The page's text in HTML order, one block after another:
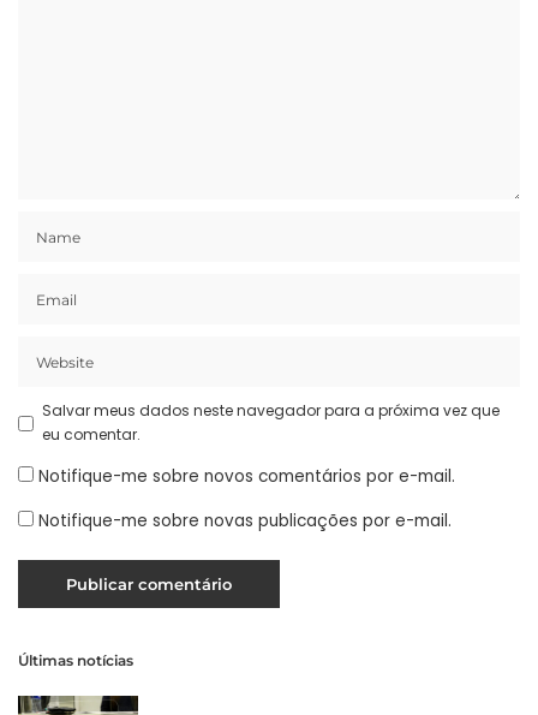
Salvar meus dados neste navegador para a próxima vez que
eu comentar.
Notifique-me sobre novos comentários por e-mail.
Notifique-me sobre novas publicações por e-mail.
Últimas notícias